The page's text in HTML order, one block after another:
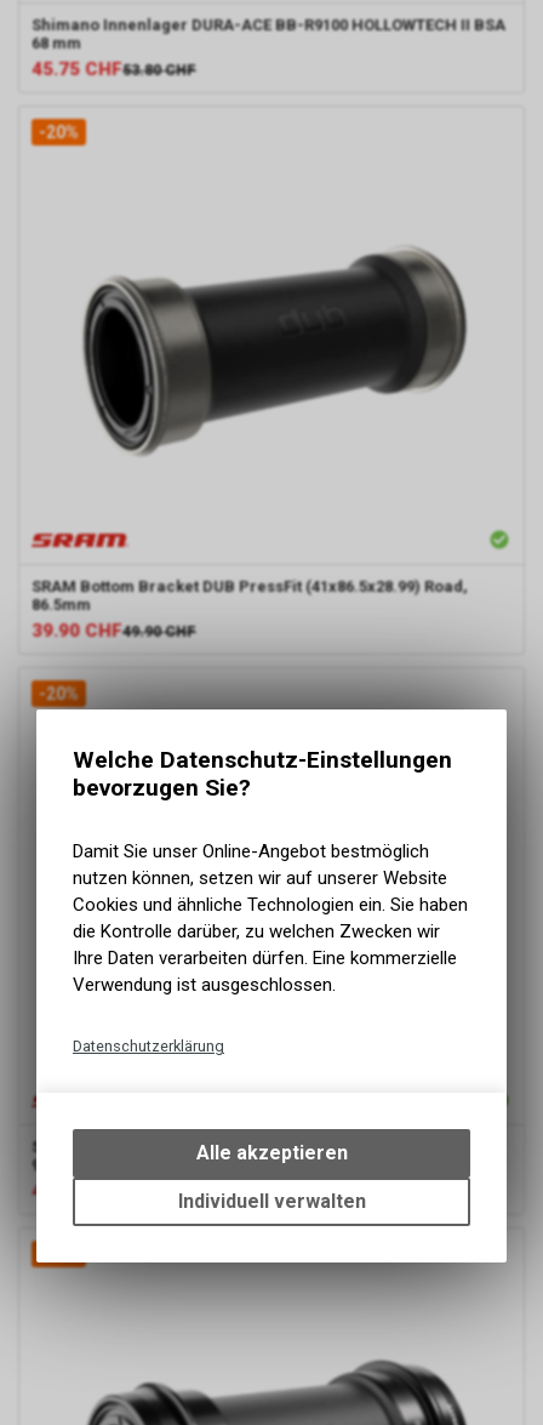
Shimano Innenlager DURA-ACE BB-R9100 HOLLOWTECH II BSA
68 mm
45.75 CHF53.80 CHF
-20%
SRAM Bottom Bracket DUB PressFit (41x86.5x28.99) Road,
86.5mm
39.90 CHF49.90 CHF
-20%
SRAM
Bottom Bracket PF30(46x68/92x30)BB30/BBRight/BB386,
91.5mm
47.90 CHF
Welche Datenschutz-Einstellungen
bevorzugen Sie?
Damit Sie unser Online-Angebot bestmöglich
nutzen können, setzen wir auf unserer Website
Cookies und ähnliche Technologien ein. Sie haben
die Kontrolle darüber, zu welchen Zwecken wir
Ihre Daten verarbeiten dürfen. Eine kommerzielle
Verwendung ist ausgeschlossen.
Datenschutzerklärung
bestimmte Interaktionen und
Einstellungen auf Ihrem Gerät,
um die grundlegenden
Funktionen unseres Online-
persönlichen Informationen
zulassen.
Alle akzeptieren
Individuell verwalten